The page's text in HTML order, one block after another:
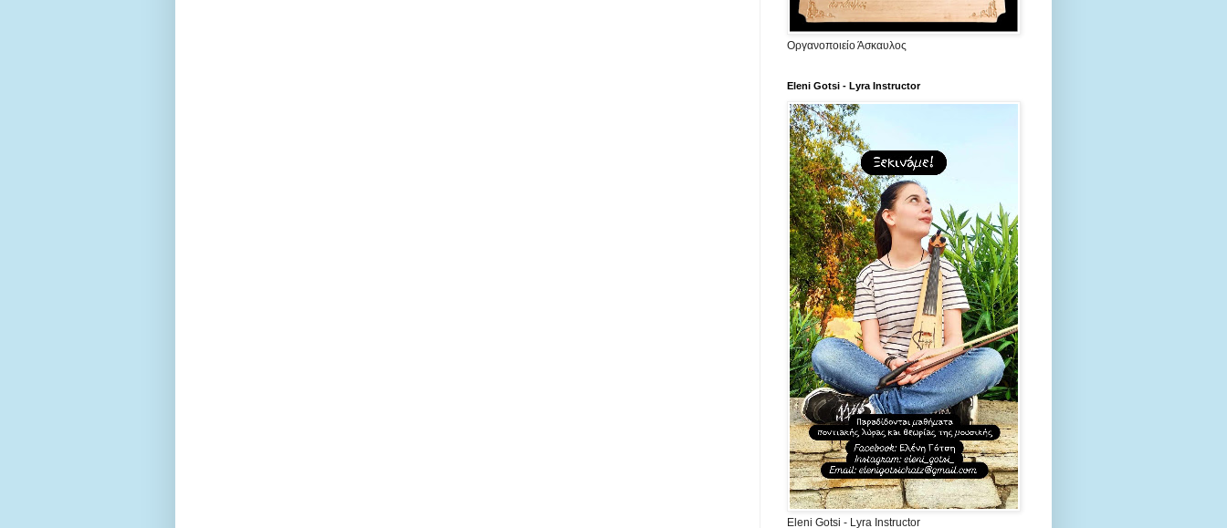
Οργανοποιείο Άσκαυλος
Eleni Gotsi - Lyra Instructor
Eleni Gotsi - Lyra Instructor